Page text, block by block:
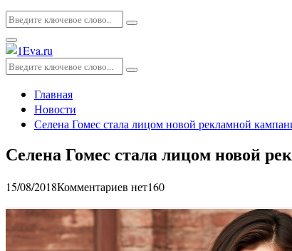
Искать:
Поиск
Основное
меню
Искать:
Поиск
Главная
Новости
Селена Гомес стала лицом новой рекламной
Селена Гомес стала лицом новой
15/08/2018Комментариев нет160